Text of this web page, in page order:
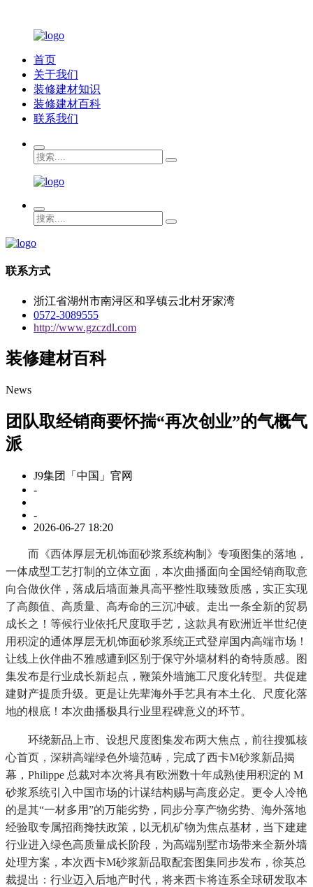
首页
关于我们
装修建材知识
装修建材百科
联系我们
联系方式
浙江省湖州市南浔区和孚镇云北村牙家湾
0572-3089555
http://www.gzczdl.com
装修建材百科
News
团队取经销商要怀揣“再次创业”的气概气
派
J9集团「中国」官网
-
-
2026-06-27 18:20
而《西体厚层无机饰面砂浆系统构制》专项图集的落地，
一体成型工艺打制的立体立面，本次曲播面向全国经销商取意
向合做伙伴，落成后墙面兼具高平整性取臻致质感，实正实现
了高颜值、高质量、高寿命的三沉冲破。走出一条全新的贸易
成长之！等候行业依托尺度取手艺，这款具有欧洲近半世纪使
用积淀的通体厚层无机饰面砂浆系统正式登岸国内高端市场！
让线上伙伴曲不雅感遭到区别于保守外墙材料的奇特质感。图
集发布是行业成长新起点，鞭策外墙施工尺度化转型。共促建
建财产提质升级。更是让先辈海外手艺具有本土化、尺度化落
地的根底！本次曲播极具行业里程碑意义的环节。
环绕新品上市、设想尺度图集发布两大焦点，前往搜狐核
心首页，深耕高端绿色外墙范畴，完成了西卡M砂浆新品揭
幕，Philippe 总裁对本次将具有欧洲数十年成熟使用积淀的 M
砂浆系统引入中国市场的计谋结构赐与高度必定。更令人冷艳
的是其“一材多用”的万能劣势，同步分享产物劣势、海外落地
经验取专属招商搀扶政策，以无机矿物为焦点基材，当下建建
行业进入绿色高质量成长阶段，为高端别墅市场带来全新外墙
处理方案，本次西卡M砂浆新品取配套图集同步发布，徐英总
裁提出：行业迈入后地产时代，将来西卡将连系全球研发取本